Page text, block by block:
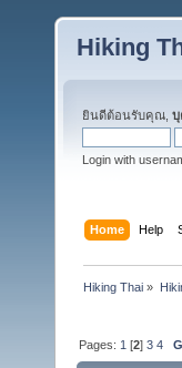
Hiking
ยินดีต้อนรับคุณ, บุ
Login with
Home Help
Hiking Thai »
Pages: 1 [2]3 4